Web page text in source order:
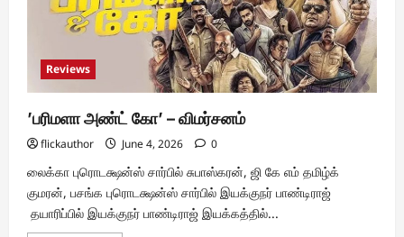
Reviews
’பரிமளா அண்ட் கோ’ – விமர்சனம்
flickauthor June 4, 2026 0
லைக்கா புரொடக்ஷன்ஸ் சார்பில் சுபாஸ்கரன், ஜி கே எம் தமிழ்க்
குமரன், பசங்க புரொடக்ஷன்ஸ் சார்பில் இயக்குநர் பாண்டிராஜ்
தயாரிப்பில் இயக்குநர் பாண்டிராஜ் இயக்கத்தில்...